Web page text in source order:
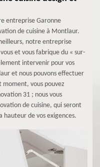
entreprise Garonne
de cuisine à Montlaur.
notre entreprise
et vous fabrique du « sur-
intervenir pour vos
et nous pouvons effectuer
vous pouvez
31 ; nous vous
de cuisine, qui seront
hauteur de vos exigences.